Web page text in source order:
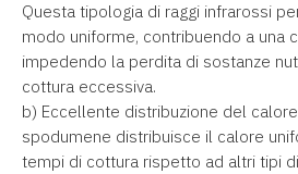
Questa tipologia di raggi infrarossi
modo uniforme, contribuendo a una
impedendo la perdita di sostanze
cottura eccessiva.
b) Eccellente distribuzione del
spodumene distribuisce il calore
tempi di cottura rispetto ad altri tipi